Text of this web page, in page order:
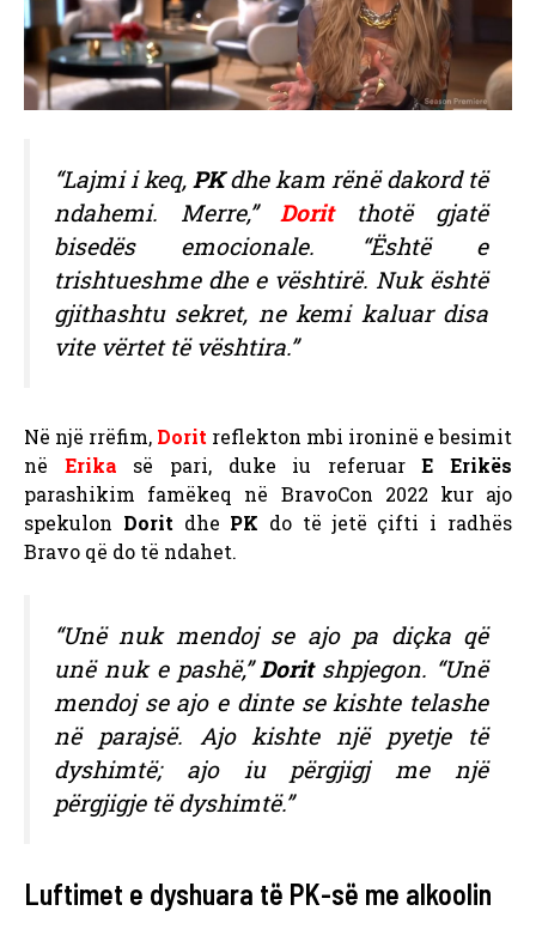
“Lajmi i keq, PKdhe kam rënë dakord të
ndahemi. Merre,” Doritthotë gjatë
bisedës emocionale. “Është e
trishtueshme dhe e vështirë. Nuk është
gjithashtu sekret, ne kemi kaluar disa
vite vërtet të vështira.”
Në një rrëfim, Dorit reflekton mbi ironinë e besimit
në Erika së pari, duke iu referuarE Erikës
parashikim famëkeq në BravoCon 2022 kur ajo
spekulon Dorit dhe PK do të jetë çifti i radhës
Bravo që do të ndahet.
“Unë nuk mendoj se ajo pa diçka që
unë nuk e pashë,”Doritshpjegon. “Unë
mendoj se ajo e dinte se kishte telashe
në parajsë. Ajo kishte një pyetje të
dyshimtë; ajo iu përgjigj me një
përgjigje të dyshimtë.”
Luftimet e dyshuara të PK-së me alkoolin